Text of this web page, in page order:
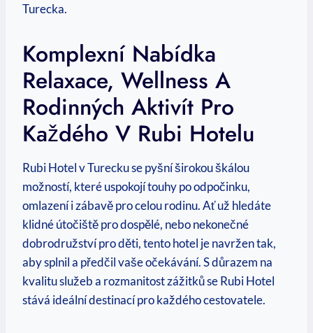
Turecka.
Komplexní Nabídka
Relaxace, Wellness A
Rodinných Aktivít Pro
Každého V Rubi Hotelu
Rubi Hotel v Turecku se pyšní širokou škálou
možností, které uspokojí touhy po odpočinku,
omlazení i zábavě pro celou rodinu. Ať už hledáte
klidné útočiště pro dospělé, nebo nekonečné
dobrodružství pro děti, tento hotel je navržen tak,
aby splnil a předčil vaše očekávání. S důrazem na
kvalitu služeb a rozmanitost zážitků se Rubi Hotel
stává ideální destinací pro každého cestovatele.